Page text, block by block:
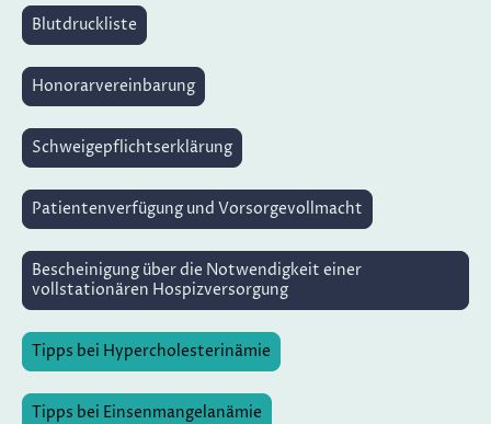
Blutdruckliste
Honorarvereinbarung
Schweigepflichtserklärung
Patientenverfügung und Vorsorgevollmacht
Bescheinigung über die Notwendigkeit einer
vollstationären Hospizversorgung
Tipps bei Hypercholesterinämie
Tipps bei Einsenmangelanämie